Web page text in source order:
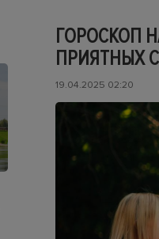
ГОРОСКОП
ПРИЯТНЫХ
19.04.2025 02:20